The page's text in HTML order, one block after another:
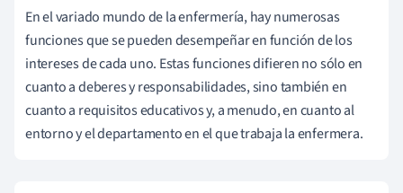
En el variado mundo de la enfermería, hay numerosas
funciones que se pueden desempeñar en función de los
intereses de cada uno. Estas funciones difieren no sólo en
cuanto a deberes y responsabilidades, sino también en
cuanto a requisitos educativos y, a menudo, en cuanto al
entorno y el departamento en el que trabaja la enfermera.